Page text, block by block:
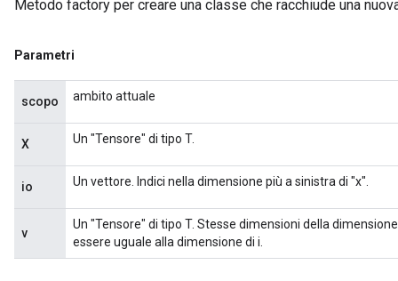
Metodo factory per creare una classe che racchiude una
Parametri
scopo ambito attuale
X Un "Tensore" di tipo T.
io Un vettore. Indici nella dimensione più a sinistra di "x".
v
Un "Tensore" di tipo T. Stesse dimensioni della
essere uguale alla dimensione di i.